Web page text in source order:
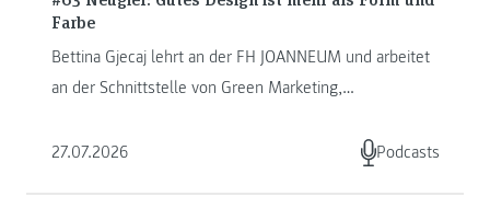
Farbe
Bettina Gjecaj lehrt an der FH JOANNEUM und arbeitet
an der Schnittstelle von Green Marketing,
27.07.2026
Podcasts